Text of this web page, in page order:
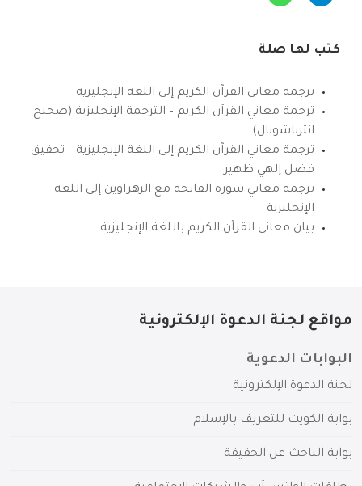
كتب لها صلة
ترجمة معاني القرآن الكريم إلى اللغة الإنجليزية
ترجمة معاني القرآن الكريم – الترجمة الإنجليزية (صحيح
انترناشونال)
ترجمة معاني القرآن الكريم إلى اللغة الإنجليزية – تحقيق
فضل إلهي ظهير
ترجمة معاني سورة الفاتحة مع الزهراوين إلى اللغة
الإنجليزية
بيان معاني القرآن الكريم باللغة الإنجليزية
مواقع لجنة الدعوة الإلكترونية
البوابات الدعوية
لجنة الدعوة الإلكترونية
بوابة الكويت للتعريف بالإسلام
بوابة الباحث عن الحقيقة